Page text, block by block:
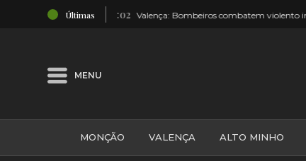
Últimas
20:02 Valença: Bombeiros combatem violento incêndio florestal
MENU
MONÇÃO VALENÇA ALTO MINHO